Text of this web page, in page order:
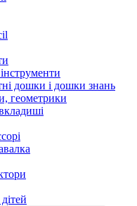
дошки і дошки знань
геометрики